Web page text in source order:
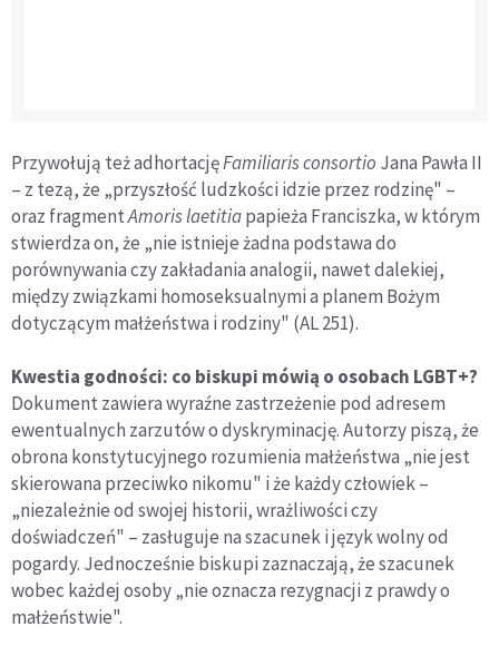
Przywołują też adhortacjęFamiliaris consortio Jana Pawła II
– z tezą, że „przyszłość ludzkości idzie przez rodzinę" –
oraz fragmentAmoris laetitiapapieża Franciszka, w którym
stwierdza on, że „nie istnieje żadna podstawa do
porównywania czy zakładania analogii, nawet dalekiej,
między związkami homoseksualnymi a planem Bożym
dotyczącym małżeństwa i rodziny" (AL 251).
Kwestia godności: co biskupi mówią o osobach LGBT+?
Dokument zawiera wyraźne zastrzeżenie pod adresem
ewentualnych zarzutów o dyskryminację. Autorzy piszą, że
obrona konstytucyjnego rozumienia małżeństwa „nie jest
skierowana przeciwko nikomu" i że każdy człowiek –
„niezależnie od swojej historii, wrażliwości czy
doświadczeń" – zasługuje na szacunek i język wolny od
pogardy. Jednocześnie biskupi zaznaczają, że szacunek
wobec każdej osoby „nie oznacza rezygnacji z prawdy o
małżeństwie".